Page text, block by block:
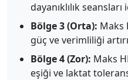
dayanıklılık seansları
Bölge 3 (Orta): Maks
güç ve verimliliği
Bölge 4 (Zor): Maks
eşiği ve laktat